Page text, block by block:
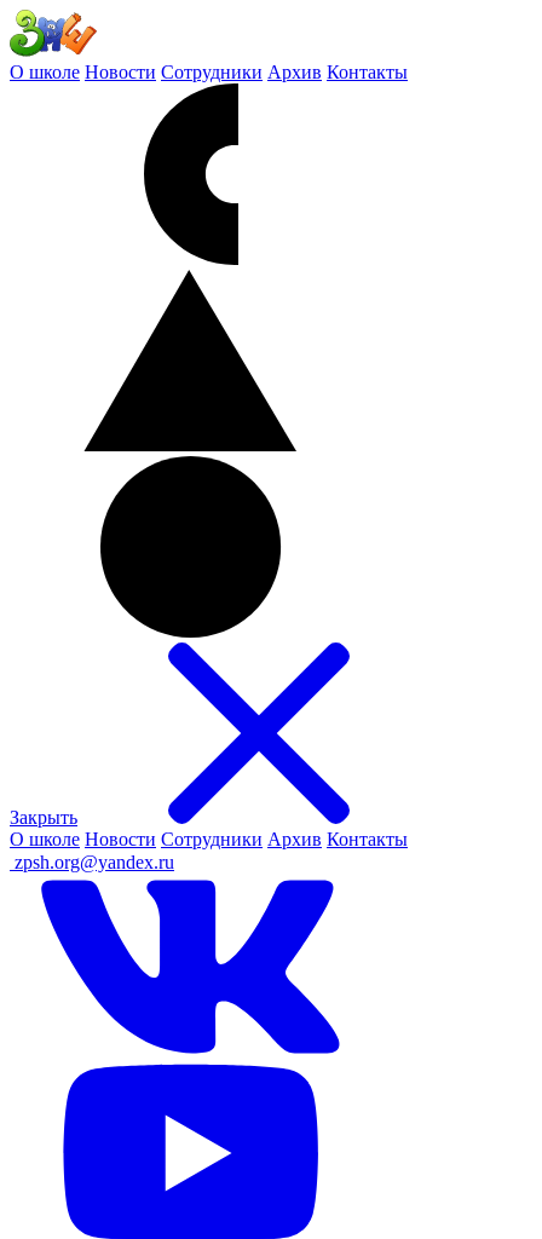
О школе Новости Сотрудники Архив Контакты
Закрыть
О школе Новости Сотрудники Архив Контакты
zpsh.org@yandex.ru